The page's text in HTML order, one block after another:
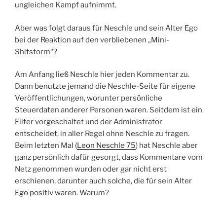
ungleichen Kampf aufnimmt.
Aber was folgt daraus für Neschle und sein Alter Ego
bei der Reaktion auf den verbliebenen „Mini-
Shitstorm“?
Am Anfang ließ Neschle hier jeden Kommentar zu.
Dann benutzte jemand die Neschle-Seite für eigene
Veröffentlichungen, worunter persönliche
Steuerdaten anderer Personen waren. Seitdem ist ein
Filter vorgeschaltet und der Administrator
entscheidet, in aller Regel ohne Neschle zu fragen.
Beim letzten Mal (Leon Neschle 75) hat Neschle aber
ganz persönlich dafür gesorgt, dass Kommentare vom
Netz genommen wurden oder gar nicht erst
erschienen, darunter auch solche, die für sein Alter
Ego positiv waren. Warum?